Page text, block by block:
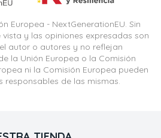
Europea - NextGenerationEU. Sin
y las opiniones expresadas son
autor o autores y no reflejan
la Unión Europea o la Comisión
ni la Comisión Europea pueden
responsables de las mismas.